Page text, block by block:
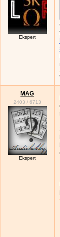
Ekspert
MAG
2403 / 6713
Ekspert